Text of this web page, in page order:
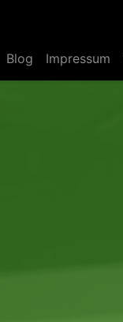
Blog Impressum